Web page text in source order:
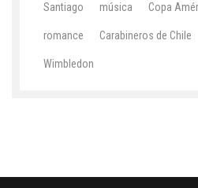
Santiago música Copa
romance Carabineros de Chile
Wimbledon